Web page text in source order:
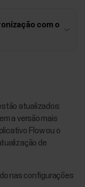
com o
atualizados:
a versão mais
Flow ou o
de
nas configurações